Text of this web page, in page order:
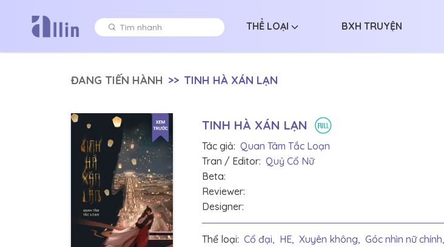
THỂ LOẠI BXH TRUYỆN
ĐANG TIẾN HÀNH >> TINH HÀ XÁN LẠN
TINH HÀ XÁN LẠN
Tác giả: Quan Tâm Tắc Loạn
Tran / Editor: Quỷ Cổ Nữ
Beta:
Reviewer:
Designer:
Thể loại: Cổ đại, HE, Xuyên không, Góc nhìn nữ chính,